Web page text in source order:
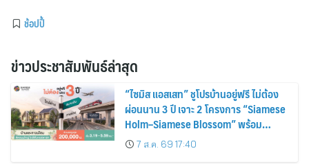
ช้อปปี้
ข่าวประชาสัมพันธ์ล่าสุด
“ไซมิส แอสเสท” ชูโปรบ้านอยู่ฟรี ไม่ต้อง
ผ่อนนาน 3 ปี เจาะ 2 โครงการ “Siamese
Holm–Siamese Blossom” พร้อม
ส่วนลดและสิทธิพิเศษถึง 31 สิงหาคม
2569
7 ส.ค. 69 17:40